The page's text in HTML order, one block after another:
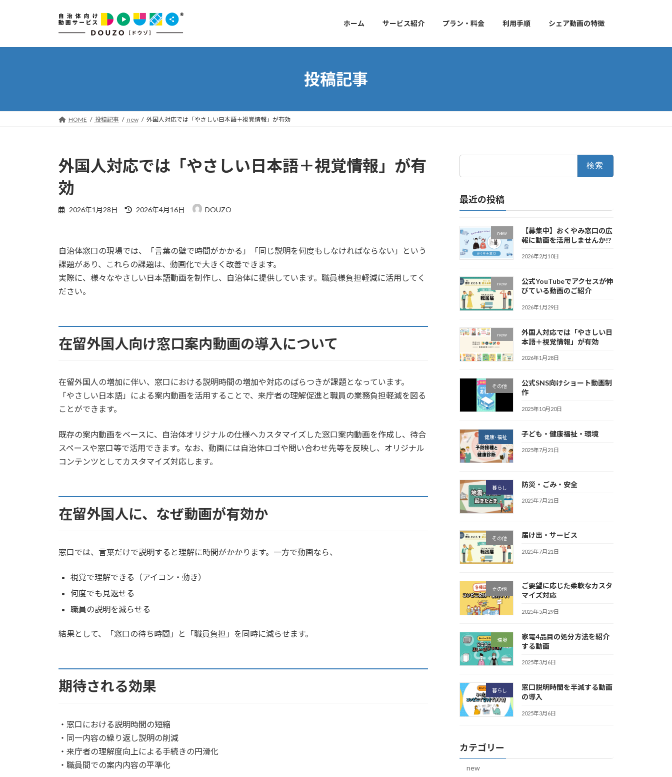
プ
動
ホーム サービス紹介 プラン・料金 利用手順 シェア動画の特徴
投稿記事
HOME 投稿記事 new 外国人対応では「やさしい日本語＋視覚情報」が有効
外国人対応では「やさしい日本語＋視覚情報」が有
効
2026年1月28日
最
日
:
2026年4月16日 DOUZO
自治体窓口の現場では、「言葉の壁で時間がかかる」「同じ説明を何度もしなければならない」という
課題があり、これらの課題は、動画化で大きく改善できます。
実際に、様々なやさしい日本語動画を制作し、自治体に提供しています。職員様負担軽減に活用してく
ださい。
在留外国人向け窓口案内動画の導入について
在留外国人の増加に伴い、窓口における説明時間の増加や対応のばらつきが課題となっています。
「やさしい日本語」による案内動画を活用することで、来庁者の理解促進と職員の業務負担軽減を図る
ことができます。
既存の案内動画をベースに、自治体オリジナルの仕様へカスタマイズした窓口案内動画を作成し、待合
スペースや窓口等で活用できます。なお、動画には自治体ロゴや問い合わせ先等を反映し、オリジナル
コンテンツとしてカスタマイズ対応します。
在留外国人に、なぜ動画が有効か
窓口では、言葉だけで説明すると理解に時間がかかります。一方で動画なら、
視覚で理解できる（アイコン・動き）
何度でも見返せる
職員の説明を減らせる
結果として、「窓口の待ち時間」と「職員負担」を同時に減らせます。
期待される効果
・窓口における説明時間の短縮
・同一内容の繰り返し説明の削減
・来庁者の理解度向上による手続きの円滑化
・職員間での案内内容の平準化
最近の投稿
new
【募集中】おくやみ窓口の広
報に動画を活用しませんか!?
2026年2月10日
new
公式YouTubeでアクセスが伸
びている動画のご紹介
2026年1月29日
new
外国人対応では「やさしい日
本語＋視覚情報」が有効
2026年1月28日
その他
公式SNS向けショート動画制
作
2025年10月20日
健康･福祉 子ども・健康福祉・環境
2025年7月21日
暮らし 防災・ごみ・安全
2025年7月21日
その他 届け出・サービス
2025年7月21日
その他
ご要望に応じた柔軟なカスタ
マイズ対応
2025年5月29日
環境
家電4品目の処分方法を紹介
する動画
2025年3月6日
暮らし
窓口説明時間を半減する動画
の導入
2025年3月6日
カテゴリー
new